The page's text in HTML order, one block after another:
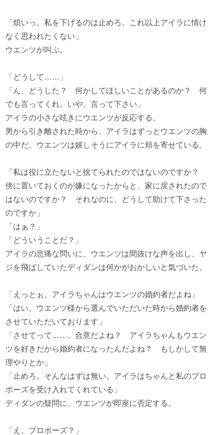
「煩いっ。私を下げるのは止めろ。これ以上アイラに情け
なく思われたくない」
ウエンツが叫ぶ。
「どうして……」
「ん、どうした？ 何かしてほしいことがあるのか？ 何
でも言ってくれ。いや、言って下さい」
アイラの小さな呟きにウエンツが反応する。
男から引き離された時から、アイラはずっとウエンツの胸
の中だ。ウエンツは嬉しそうにアイラに頬を寄せている。
「私は役に立たないと捨てられたのではないのですか？
傍に置いておくのが嫌になったからと、家に戻されたので
はないのですか？ それなのに、どうして助けて下さった
のですか」
「はぁ？」
「どういうことだ？」
アイラの悲痛な問いに、ウエンツは間抜けな声を出し、ヤ
ジを飛ばしていたディダンは何かがおかしいと気づいた。
「えっとぉ、アイラちゃんはウエンツの婚約者だよね」
「はい。ウエンツ様から選んでいただいた時から婚約者を
させていただいております」
「させてって……。合意だよね？ アイラちゃんもウエン
ツを好きだから婚約者になったんだよね？ もしかして無
理やりとか」
「止めろ。そんなはずは無い。アイラはちゃんと私のプロ
ポーズを受け入れてくれている」
ディダンの疑問に、ウエンツが即座に否定する。
「え、プロポーズ？」